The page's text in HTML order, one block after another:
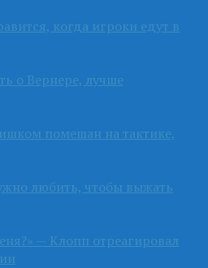
когда игроки едут в
о Вернере, лучше
помешан на тактике,
любить, чтобы выжать
— Клопп отреагировал